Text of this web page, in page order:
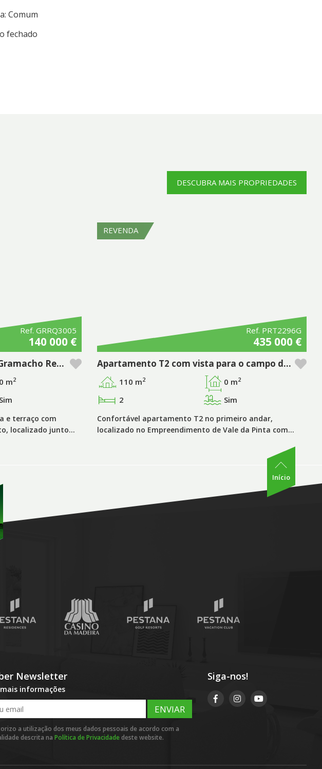
Comum
fechado
DESCUBRA MAIS PROPRIEDADES
Ref. GRRQ3005
140 000 €
Quarto no Empreendimento Gramacho Residences, Ferragudo - Algarve
0 m2
Sim
e terraço com
localizado junto…
REVENDA
Ref. PRT2296G
435 000 €
Apartamento T2 com vista para o campo de golfe de Vale da Pinta – Algarve
110 m2 0 m2
2 Sim
Confortável apartamento T2 no primeiro andar,
localizado no Empreendimento de Vale da Pinta com…
Início
Newsletter
informações
ENVIAR
a utilização dos meus dados pessoais de acordo com a
descrita na Política de Privacidadedeste website.
Siga-nos!